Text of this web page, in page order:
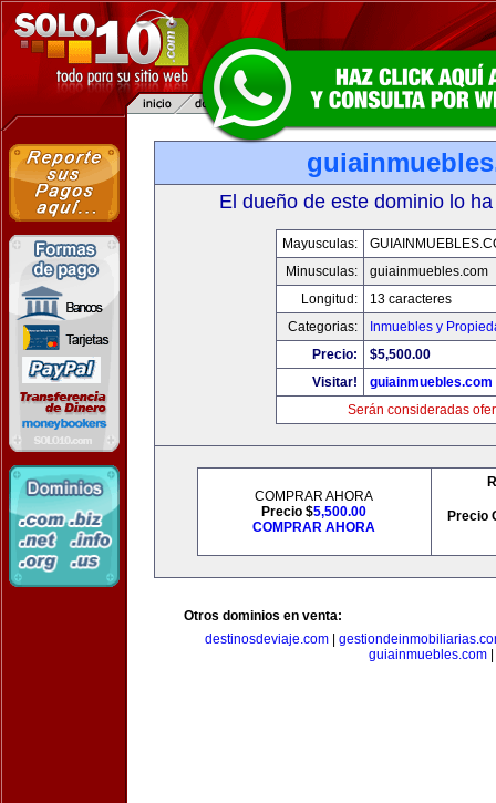
El dueño de este dominio lo
Mayusculas:
Minusculas:
guiainmuebles.com
Longitud:
13 caracteres
Categorias:
Inmuebles y
Precio:
$5,500.00
Visitar!
guiainmuebles.com
Serán consideradas
COMPRAR AHORA
Precio $5,500.00
COMPRAR AHORA
Precio
Otros dominios en venta:
destinosdeviaje.com|
guiainmuebles.com|